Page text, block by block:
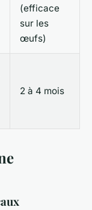
(efficace
sur les
œufs)
2 à 4 mois